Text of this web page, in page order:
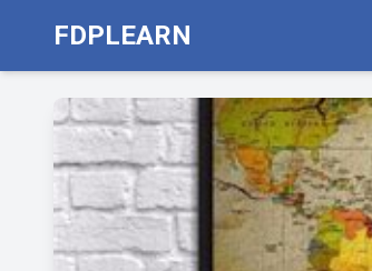
FDPLEARN